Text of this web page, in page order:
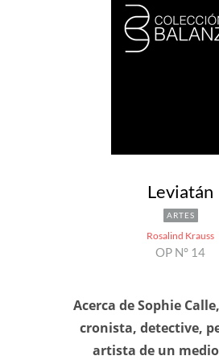
Leviatán
ARTES
Rosalind Krauss
OP N° 14
Acerca de Sophie
cronista, detective,
artista de un